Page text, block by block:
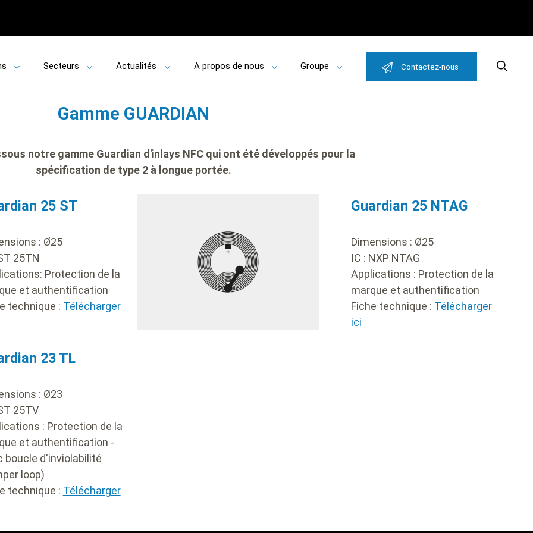
Secteurs Actualités A propos de nous Groupe
submenu
Contactez-nous Search
Gamme GUARDIAN
notre gamme Guardian d'inlays NFC qui ont été développés pour la
spécification de type 2 à longue portée.
25 ST
: Ø25
25TN
Protection de la
et authentification
technique : Télécharger
23 TL
: Ø23
25TV
: Protection de la
et authentification -
boucle d'inviolabilité
loop)
technique : Télécharger
body
Guardian 25 NTAG
Dimensions : Ø25
IC : NXP NTAG
Applications : Protection de la
marque et authentification
Fiche technique : Télécharger
ici